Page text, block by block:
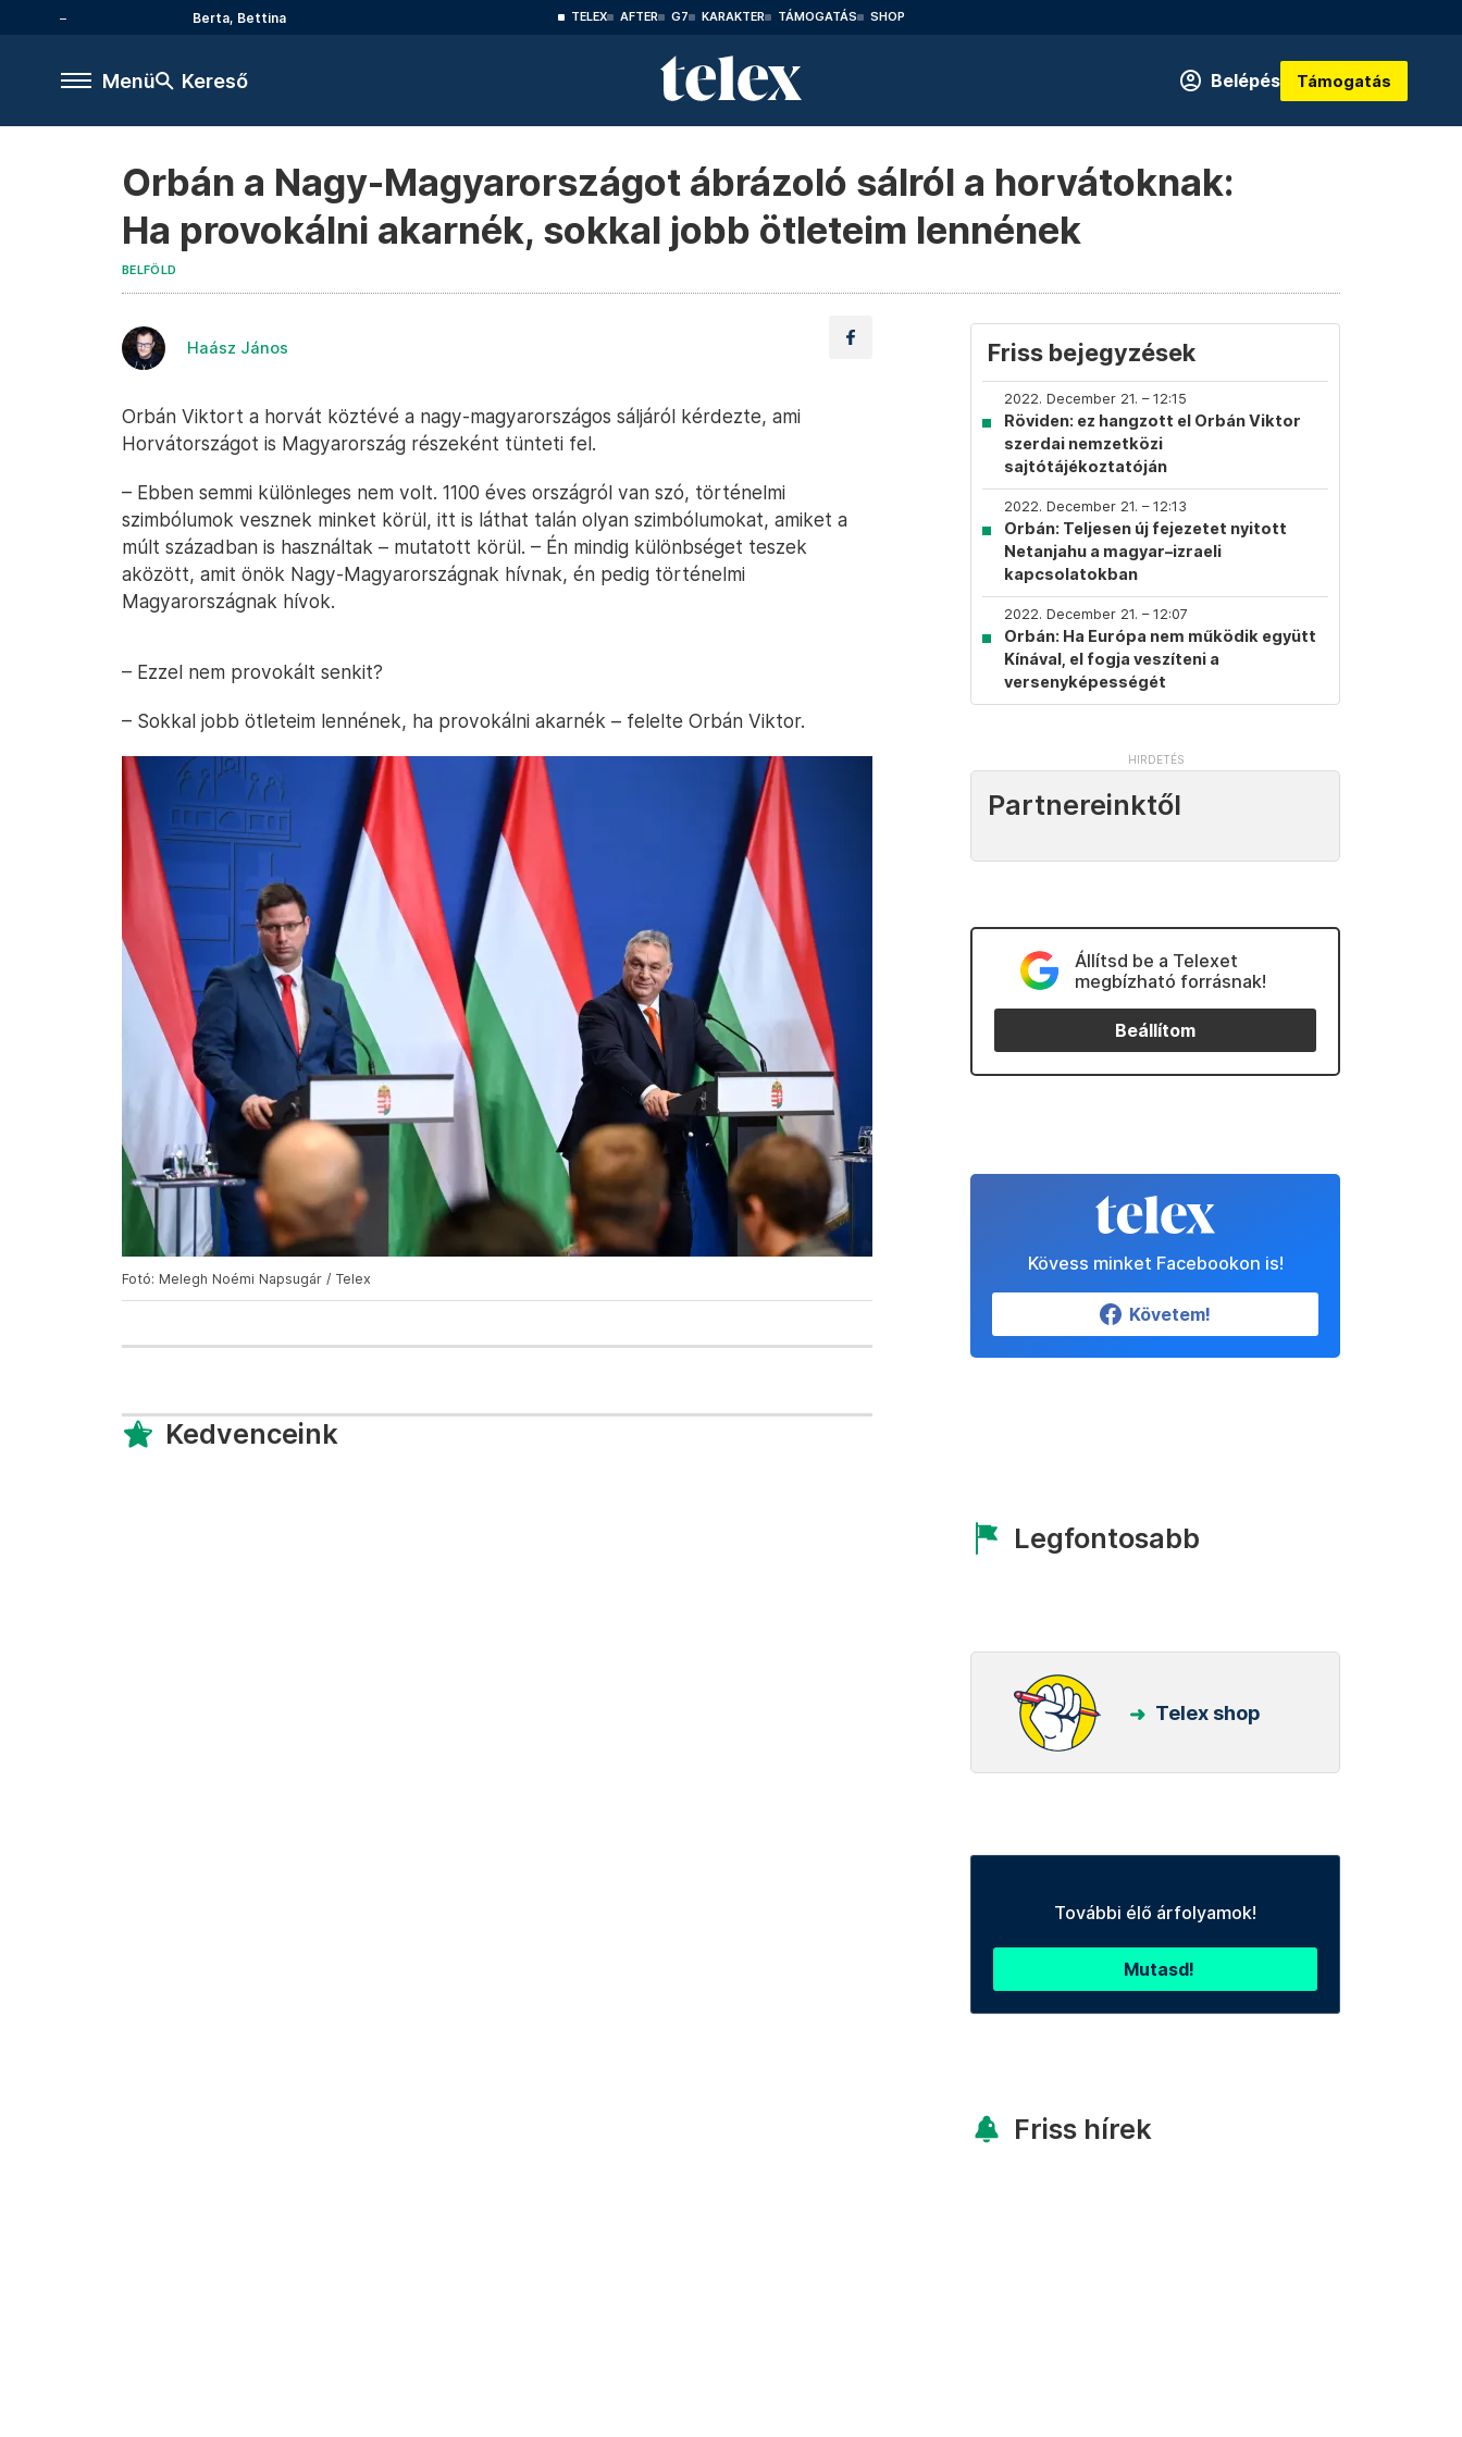
Berta, Bettina TELEX AFTER G7 KARAKTER TÁMOGATÁS SHOP
Menü Kereső Belépés Támogatás
Orbán a Nagy-Magyarországot ábrázoló sálról a horvátoknak:
Ha provokálni akarnék, sokkal jobb ötleteim lennének
BELFÖLD
Haász János
Orbán Viktort a horvát köztévé a nagy-magyarországos sáljáról kérdezte, ami
Horvátországot is Magyarország részeként tünteti fel.
– Ebben semmi különleges nem volt. 1100 éves országról van szó, történelmi
szimbólumok vesznek minket körül, itt is láthat talán olyan szimbólumokat, amiket a
múlt században is használtak – mutatott körül. – Én mindig különbséget teszek
aközött, amit önök Nagy-Magyarországnak hívnak, én pedig történelmi
Magyarországnak hívok.
– Ezzel nem provokált senkit?
– Sokkal jobb ötleteim lennének, ha provokálni akarnék – felelte Orbán Viktor.
Fotó: Melegh Noémi Napsugár / Telex
Kedvenceink
Friss bejegyzések
2022. December 21. – 12:15
Röviden: ez hangzott el Orbán Viktor
szerdai nemzetközi
sajtótájékoztatóján
2022. December 21. – 12:13
Orbán: Teljesen új fejezetet nyitott
Netanjahu a magyar–izraeli
kapcsolatokban
2022. December 21. – 12:07
Orbán: Ha Európa nem működik együtt
Kínával, el fogja veszíteni a
versenyképességét
Partnereinktől
Állítsd be a Telexet
megbízható forrásnak!
Beállítom
Kövess minket Facebookon is!
Követem!
Legfontosabb
Telex shop
További élő árfolyamok!
Mutasd!
Friss hírek